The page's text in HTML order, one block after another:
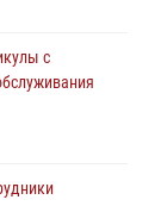
Золотов
с